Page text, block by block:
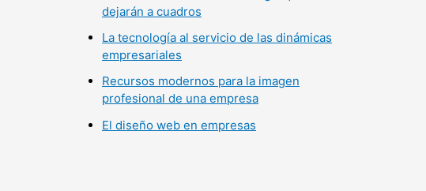
dejarán a cuadros
La tecnología al servicio de las dinámicas
empresariales
Recursos modernos para la imagen
profesional de una empresa
El diseño web en empresas